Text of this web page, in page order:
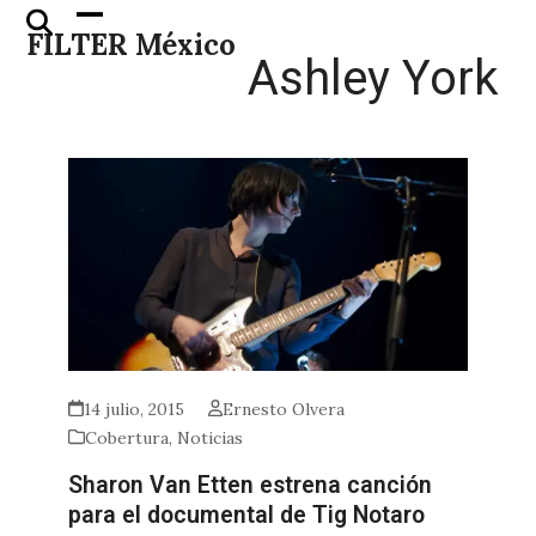
Skip
FILTER México
Open
mobile
Close
mobile
Ashley York
14 julio, 2015
Ernesto Olvera
Cobertura, Noticias
Sharon Van Etten estrena canción
para el documental de Tig Notaro